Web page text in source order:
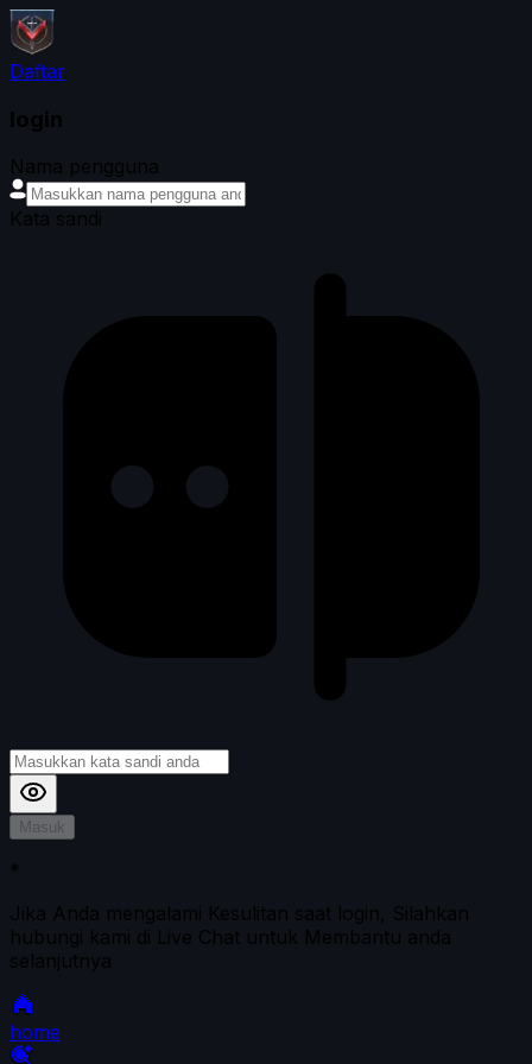
Daftar
login
Nama pengguna
Kata sandi
Masuk
*
Jika Anda mengalami Kesulitan saat login, Silahkan
hubungi kami di Live Chat untuk Membantu anda
selanjutnya
home